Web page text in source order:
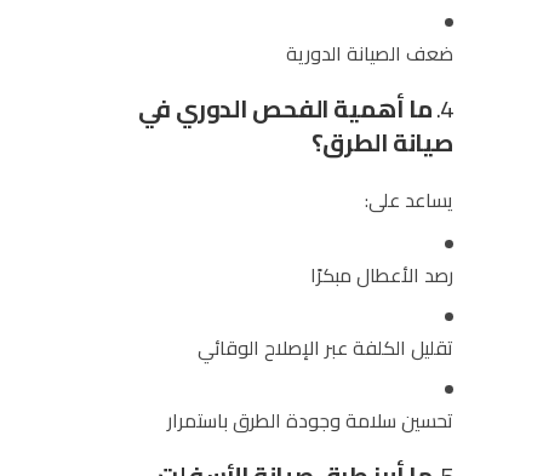
ضعف الصيانة الدورية
4. ما أهمية الفحص الدوري في
صيانة الطرق؟
يساعد على:
رصد الأعطال مبكرًا
تقليل الكلفة عبر الإصلاح الوقائي
تحسين سلامة وجودة الطرق باستمرار